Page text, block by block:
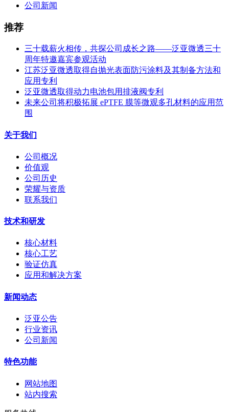
公司新闻
推荐
三十载薪火相传，共探公司成长之路——泛亚微透三十
周年特邀嘉宾参观活动
江苏泛亚微透取得自抛光表面防污涂料及其制备方法和
应用专利
泛亚微透取得动力电池包用排液阀专利
未来公司将积极拓展 ePTFE 膜等微观多孔材料的应用范
围
关于我们
公司概况
价值观
公司历史
荣耀与资质
联系我们
技术和研发
核心材料
核心工艺
验证仿真
应用和解决方案
新闻动态
泛亚公告
行业资讯
公司新闻
特色功能
网站地图
站内搜索